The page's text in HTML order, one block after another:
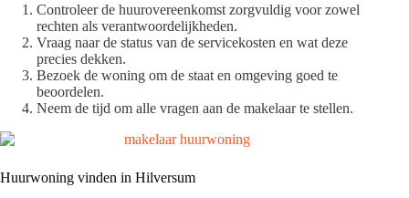
Controleer de huurovereenkomst zorgvuldig voor zowel
rechten als verantwoordelijkheden.
Vraag naar de status van de servicekosten en wat deze
precies dekken.
Bezoek de woning om de staat en omgeving goed te
beoordelen.
Neem de tijd om alle vragen aan de makelaar te stellen.
Huurwoning vinden in Hilversum